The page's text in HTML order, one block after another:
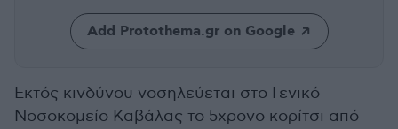
Add Protothema.gr on Google
Εκτός κινδύνου νοσηλεύεται στο Γενικό
Νοσοκομείο Καβάλας το 5χρονο κορίτσι από